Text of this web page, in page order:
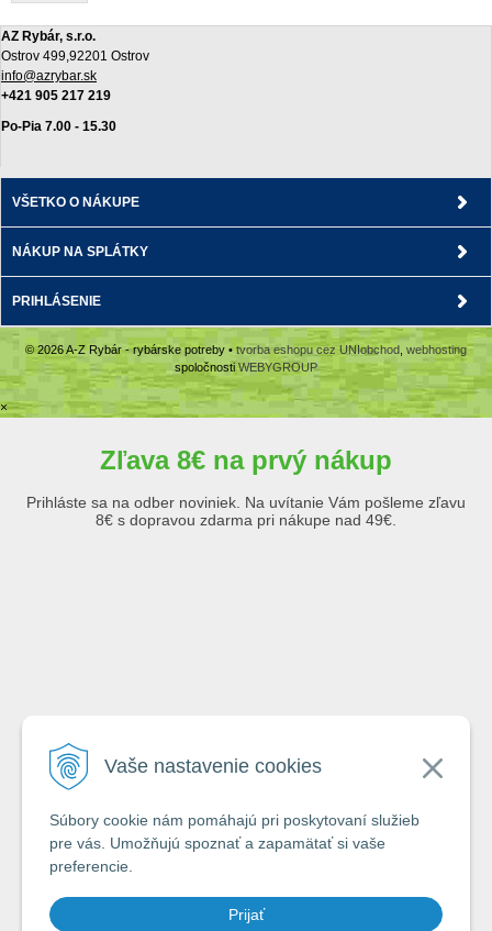
Vaše nastavenie cookies
Súbory cookie nám pomáhajú pri poskytovaní služieb
pre vás. Umožňujú spoznať a zapamätať si vaše
preferencie.
Prijať
AZ Rybár, s.r.o.
Ostrov 499,92201 Ostrov
info@azrybar.sk
+421 905 217 219
Po-Pia 7.00 - 15.30
VŠETKO O NÁKUPE
NÁKUP NA SPLÁTKY
PRIHLÁSENIE
© 2026 A-Z Rybár - rybárske potreby •tvorba eshopu cez UNIobchod, webhosting
spoločnostiWEBYGROUP
×
Zľava 8€ na prvý nákup
Prihláste sa na odber noviniek. Na uvítanie Vám pošleme zľavu
8€ s dopravou zdarma pri nákupe nad 49€.
Odoslaním formuláru súhlasím so zásadami
ochrany a spracovávania
osobných údajov spoločnosti A-Z Rybár s.r.o.